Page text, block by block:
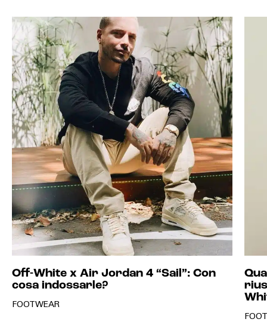
Off-White x Air Jordan 4 “Sail”: Con
cosa indossarle?
FOOTWEAR